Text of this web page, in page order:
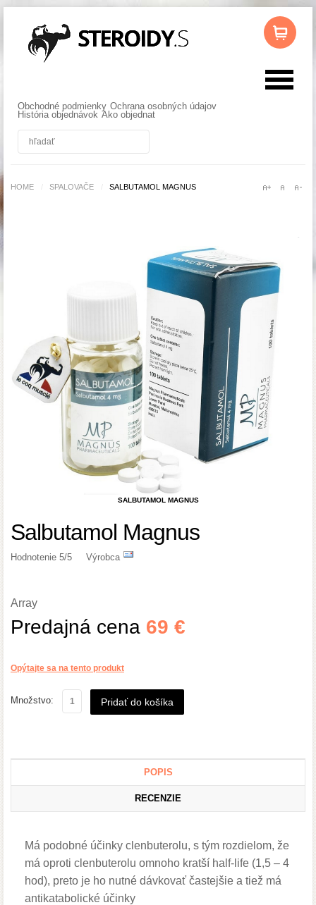
Obchodné podmienky Ochrana osobných údajov
História objednávok Ako objednat
HOME SPALOVAČE SALBUTAMOL MAGNUS
SALBUTAMOL MAGNUS
Salbutamol Magnus
Hodnotenie 5/5 Výrobca
Array
Predajná cena 69 €
Opýtajte sa na tento produkt
Množstvo:
POPIS
RECENZIE
Má podobné účinky clenbuterolu, s tým rozdielom, že
má oproti clenbuterolu omnoho kratší half-life (1,5 – 4
hod), preto je ho nutné dávkovať častejšie a tiež má
antikatabolické účinky